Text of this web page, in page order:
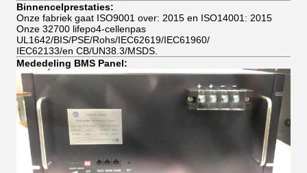
Binnencelprestaties:
Onze fabriek gaat ISO9001 over: 2015 en ISO14001: 2015
Onze 32700 lifepo4-cellenpas
UL1642/BIS/PSE/Rohs/IEC62619/IEC61960/
IEC62133/en CB/UN38.3/MSDS.
Mededeling BMS Panel: